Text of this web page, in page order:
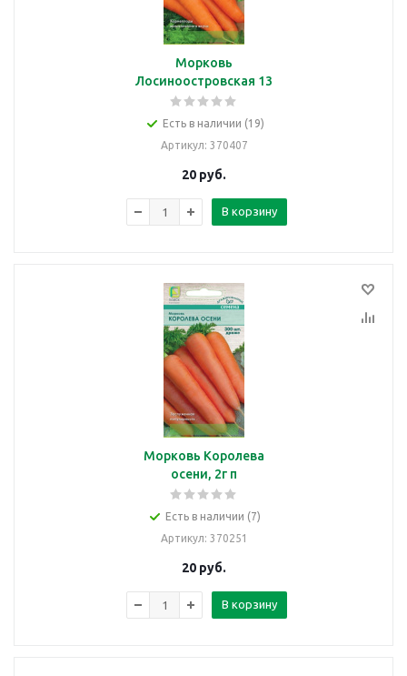
Морковь
Лосиноостровская 13
Есть в наличии (19)
Артикул: 370407
20 руб.
В корзину
Морковь Королева
осени, 2г п
Есть в наличии (7)
Артикул: 370251
20 руб.
В корзину